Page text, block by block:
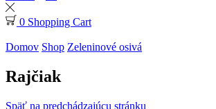
0 Shopping Cart
Domov Shop Zeleninové osivá
Rajčiak
Späť na predchádzajúcu stránku